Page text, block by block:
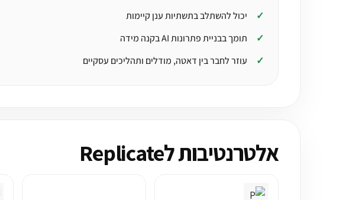
יכול להשתלב בתשתיות ענן קיימות
תומך בבניית פתרונות AI בקנה מידה
עוזר לחבר בין דאטה, מודלים ותהליכים עסקיים
אלטרנטיבות לReplicate